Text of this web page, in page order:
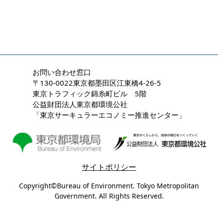
お問い合わせ窓口
〒130-0022東京都墨田区江東橋4-26-5
東京トラフィック錦糸町ビル 5階
公益財団法人東京都環境公社
「東京サーキュラーエコノミー推進センター」
サイトポリシー
Copyright©Bureau of Environment. Tokyo Metropolitan
Government. All Rights Reserved.